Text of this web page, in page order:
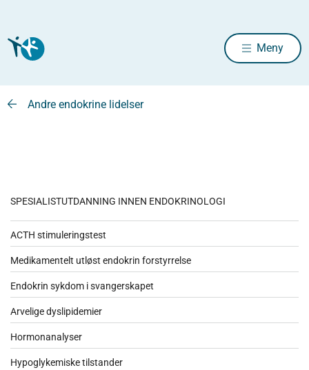
Meny
Andre endokrine lidelser
SPESIALISTUTDANNING INNEN ENDOKRINOLOGI
ACTH stimuleringstest
Medikamentelt utløst endokrin forstyrrelse
Endokrin sykdom i svangerskapet
Arvelige dyslipidemier
Hormonanalyser
Hypoglykemiske tilstander